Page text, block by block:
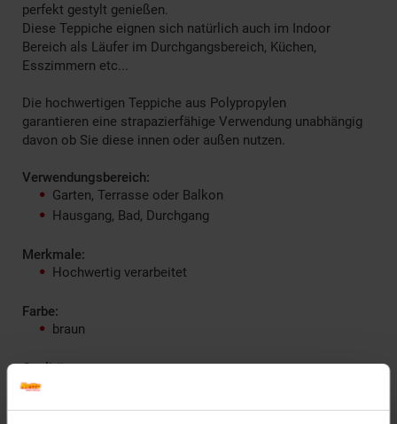
perfekt gestylt genießen.
Diese Teppiche eignen sich natürlich auch im Indoor
Bereich als Läufer im Durchgangsbereich, Küchen,
Esszimmern etc...
Die hochwertigen Teppiche aus Polypropylen
garantieren eine strapazierfähige Verwendung unabhängig
davon ob Sie diese innen oder außen nutzen.
Verwendungsbereich:
Garten, Terrasse oder Balkon
Hausgang, Bad, Durchgang
Merkmale:
Hochwertig verarbeitet
Farbe:
braun
Qualität:
Seitlich gekettelt und fest eingefasst